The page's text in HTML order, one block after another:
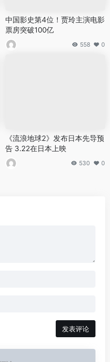
中国影史第4位！贾玲主演电影
票房突破100亿
558 0
《流浪地球2》发布日本先导预
告 3.22在日本上映
530 0
发表评论